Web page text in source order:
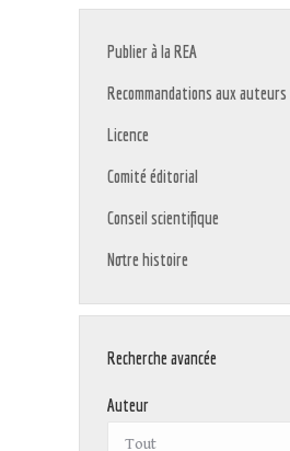
Publier à la REA
Recommandations aux auteurs
Licence
Comité éditorial
Conseil scientifique
Notre histoire
Recherche avancée
Auteur